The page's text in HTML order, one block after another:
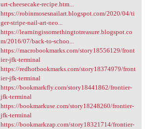
urt-cheesecake-recipe.htm...
https://robinmosesnailart.blogspot.com/2020/04/ti
ger-stripe-nail-art-neo...
https://learningissomethingtotreasure.blogspot.co
m/2016/07/back-to-schoo...
https://macrobookmarks.com/story18556129/front
ier-jfk-terminal
https://redhotbookmarks.com/story18374979/front
ier-jfk-terminal
https://bookmarkfly.com/story18441862/frontier-
jfk-terminal
https://bookmarkuse.com/story18248260/frontier-
jfk-terminal
https://bookmarkzap.com/story18321714/frontier-